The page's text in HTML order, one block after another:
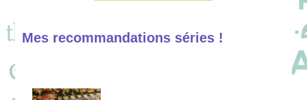
Mes recommandations séries !